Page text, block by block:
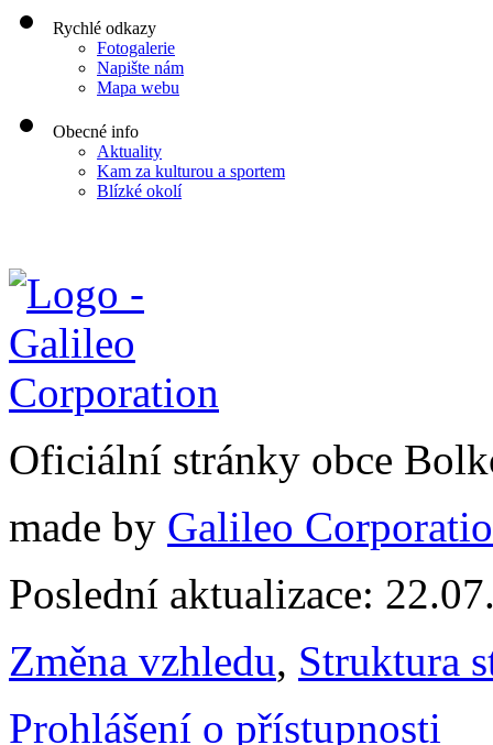
Rychlé odkazy
Fotogalerie
Napište nám
Mapa webu
Obecné info
Aktuality
Kam za kulturou a sportem
Blízké okolí
Oficiální stránky obce
made by Galileo
Poslední aktualizace:
Změna vzhledu, Struktura
Prohlášení o přístupnosti